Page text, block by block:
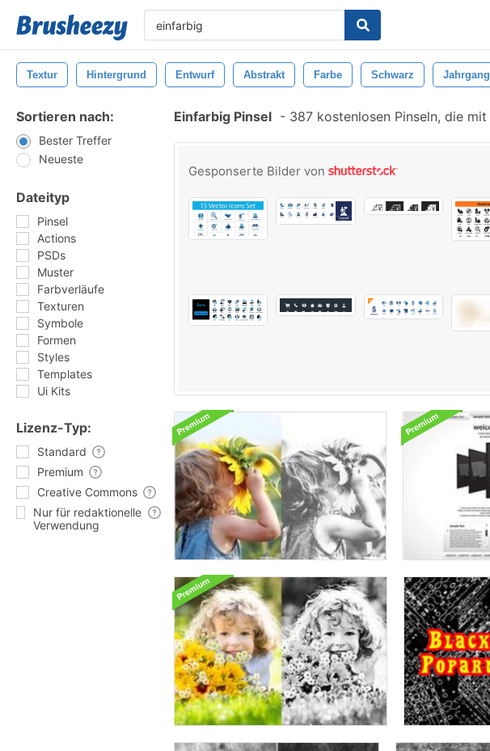
Textur Hintergrund Entwurf Abstrakt Farbe Schwarz Jahrgang
Sortieren nach:
Bester Treffer
Neueste
Dateityp
Pinsel
Actions
PSDs
Muster
Farbverläufe
Texturen
Symbole
Formen
Styles
Templates
Ui Kits
Lizenz-Typ:
Standard
Premium
Creative Commons
Nur für redaktionelle
Verwendung
Einfarbig Pinsel - 387 kostenlosen Pinseln, die mit
Gesponserte Bilder von